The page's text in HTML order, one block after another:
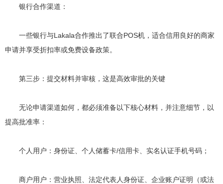
银行合作渠道：
一些银行与Lakala合作推出了联合POS机，适合信用良好的商家
申请并享受折扣率或免费设备政策。
第三步：提交材料并审核，这是高效审批的关键
无论申请渠道如何，都必须准备以下核心材料，并注意细节，以
提高批准率：
个人用户：身份证、个人储蓄卡/信用卡、实名认证手机号码；
商户用户：营业执照、法定代表人身份证、企业账户证明（或法